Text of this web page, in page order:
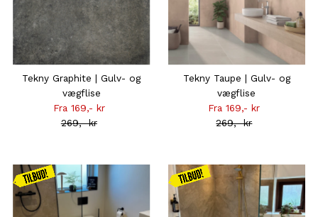
Tekny Graphite | Gulv- og
vægflise
Tilbudsprisen
Fra 169,- kr
Normal
269,- kr
Tekny Taupe | Gulv- og
vægflise
Tilbudsprisen
Fra 169,- kr
Normal
269,- kr
Kampagnen
gælder
frem til
31.08
Kampagnen
gælder
frem til d.
16.08